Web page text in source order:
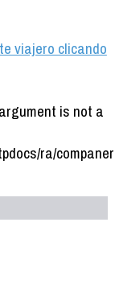
viajero clicando
is not a
ra/